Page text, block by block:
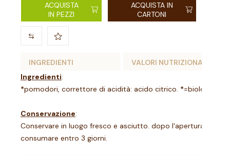
ACQUISTA
IN PEZZI
ACQUISTA IN
CARTONI
INGREDIENTI
VALORI NUTRIZIONALI
Ingredienti:
*pomodori, correttore di acidità: acido citrico. *=biologico
Conservazione:
Conservare in luogo fresco e asciutto. dopo l'apertura
consumare entro 3 giorni.